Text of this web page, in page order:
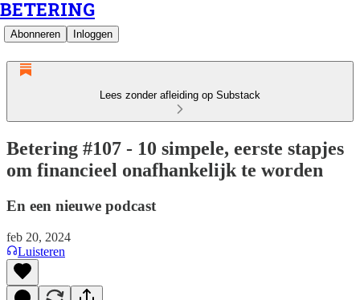
BETERING
Abonneren Inloggen
Lees zonder afleiding op Substack
Betering #107 - 10 simpele, eerste stapjes
om financieel onafhankelijk te worden
En een nieuwe podcast
feb 20, 2024
Luisteren